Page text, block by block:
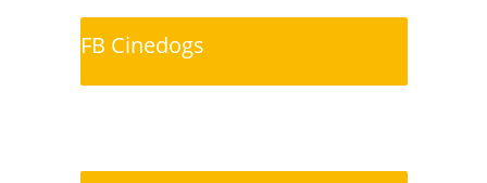
FB Cinedogs